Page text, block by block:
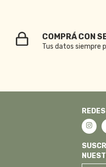
COMPRÁ CON
Tus datos siempre